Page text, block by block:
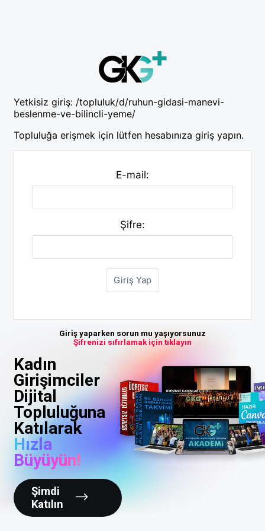
Yetkisiz giriş: /topluluk/d/ruhun-gidasi-manevi-
beslenme-ve-bilincli-yeme/
Topluluğa erişmek için lütfen hesabınıza giriş yapın.
E-mail:
Şifre:
Giriş yaparken sorun mu yaşıyorsunuz
Şifrenizi sıfırlamak için tıklayın
Kadın
Girişimciler
Dijital
Topluluğuna
Katılarak
Hızla
Büyüyün!
Şimdi
Katılın